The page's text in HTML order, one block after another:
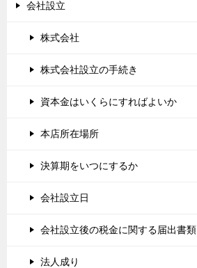
会社設立
株式会社
株式会社設立の手続き
資本金はいくらにすればよいか
本店所在場所
決算期をいつにするか
会社設立日
会社設立後の税金に関する届出書類
法人成り